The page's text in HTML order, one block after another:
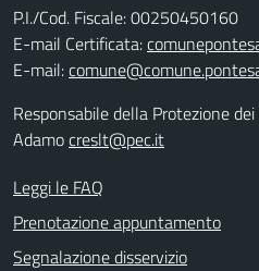
P.I./Cod. Fiscale: 00250450160
E-mail Certificata:
E-mail:
Responsabile della Protezione
Adamocreslt@pec.it
Leggi le FAQ
Prenotazione appuntamento
Segnalazione disservizio